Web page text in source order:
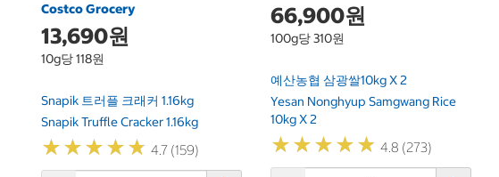
Costco Grocery
13,690원
10g당 118원
Snapik 트러플 크래커 1.16kg
Snapik Truffle Cracker 1.16kg
★★★★★
★★★★★ 4.7 (159)
66,900원
100g당 310원
예산농협 삼광쌀10kg X 2
Yesan Nonghyup Samgwang Rice
10kg X 2
★★★★★
★★★★★ 4.8 (273)